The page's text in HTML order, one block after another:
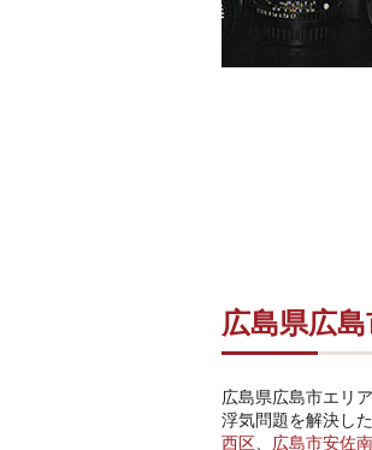
広島県広
広島県広島市エリ
浮気問題を解決し
西区
広島市安佐